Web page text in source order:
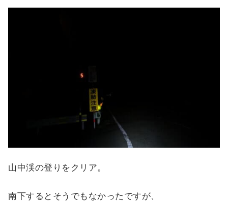
山中渓の登りをクリア。
南下するとそうでもなかったですが、